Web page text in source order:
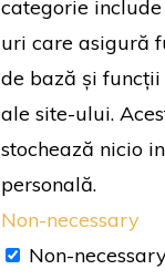
categorie
uri care asigură
de bază și
ale site-ului.
stochează nicio
personală.
Non-necessary
Non-